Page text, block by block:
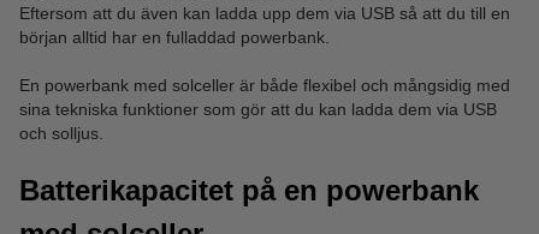
Eftersom att du även kan ladda upp dem via USB så att du till en
början alltid har en fulladdad powerbank.
En powerbank med solceller är både flexibel och mångsidig med
sina tekniska funktioner som gör att du kan ladda dem via USB
och solljus.
Batterikapacitet på en powerbank